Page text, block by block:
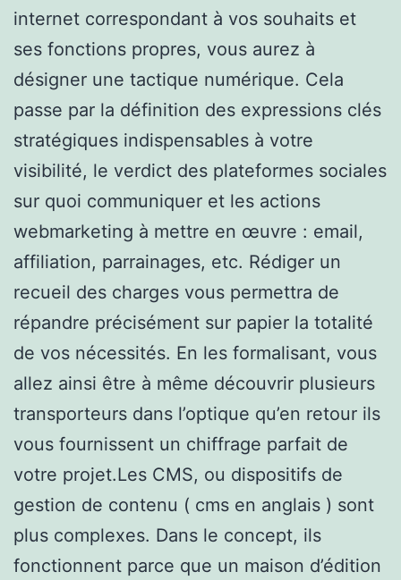
internet correspondant à vos souhaits et
ses fonctions propres, vous aurez à
désigner une tactique numérique. Cela
passe par la définition des expressions clés
stratégiques indispensables à votre
visibilité, le verdict des plateformes sociales
sur quoi communiquer et les actions
webmarketing à mettre en œuvre : email,
affiliation, parrainages, etc. Rédiger un
recueil des charges vous permettra de
répandre précisément sur papier la totalité
de vos nécessités. En les formalisant, vous
allez ainsi être à même découvrir plusieurs
transporteurs dans l’optique qu’en retour ils
vous fournissent un chiffrage parfait de
votre projet.Les CMS, ou dispositifs de
gestion de contenu ( cms en anglais ) sont
plus complexes. Dans le concept, ils
fonctionnent parce que un maison d’édition